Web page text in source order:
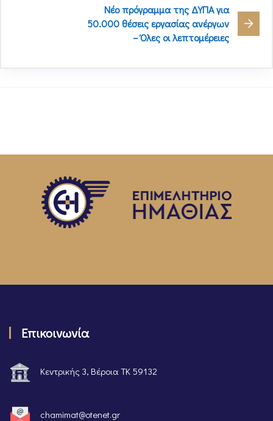
Νέο πρόγραμμα της ΔΥΠΑ για
50.000 θέσεις εργασίας ανέργων
– Όλες οι λεπτομέρειες
Επικοινωνία
Κεντρικής 3, Βέροια ΤΚ 59132
chamimat@otenet.gr